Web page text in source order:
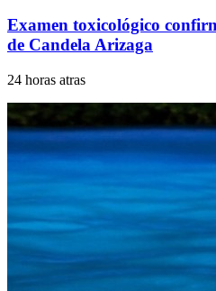
Examen toxicológico
de Candela Arizaga
24 horas atras